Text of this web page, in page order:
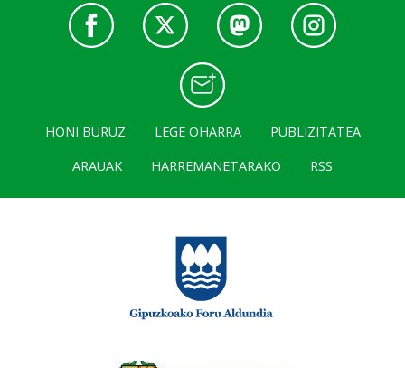
HONI BURUZ LEGE OHARRA
PUBLIZITATEA
ARAUAK
HARREMANETARAKO RSS